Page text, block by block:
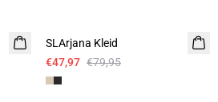
SLArjana Kleid
€47,97 €79,95